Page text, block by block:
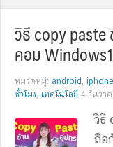
วิธี copy
คอม
หมวดหมู่: android , iphone
ชั่วโมง, เทคโนโลยี 4 ธันวา
วิธี
ถือ